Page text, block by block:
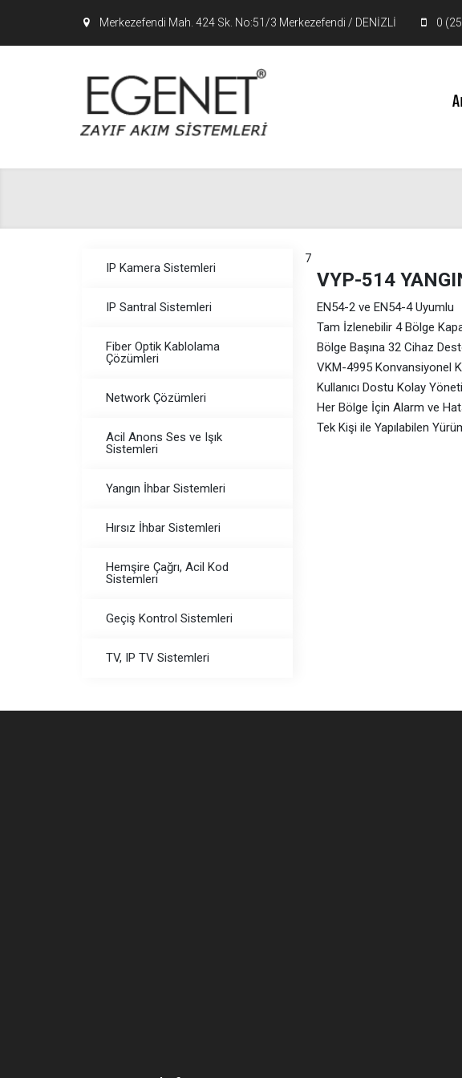
Merkezefendi Mah. 424 Sk. No:51/3 Merkezefendi / DENİZLİ 0
IP Kamera Sistemleri
IP Santral Sistemleri
Fiber Optik Kablolama
Çözümleri
Network Çözümleri
Acil Anons Ses ve Işık
Sistemleri
Yangın İhbar Sistemleri
Hırsız İhbar Sistemleri
Hemşire Çağrı, Acil Kod
Sistemleri
Geçiş Kontrol Sistemleri
TV, IP TV Sistemleri
7
VYP-514
EN54-2 ve EN54-4 Uyumlu
Tam İzlenebilir 4 Bölge
Bölge Başına 32 Cihaz
VKM-4995 Konvansiyonel
Kullanıcı Dostu Kolay
Her Bölge İçin Alarm ve
Tek Kişi ile Yapılabilen